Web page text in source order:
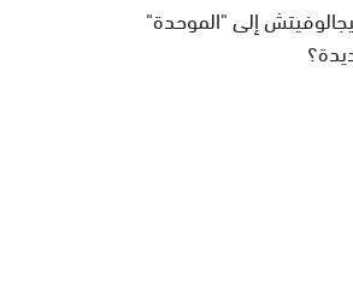
إلى "الموحدة"